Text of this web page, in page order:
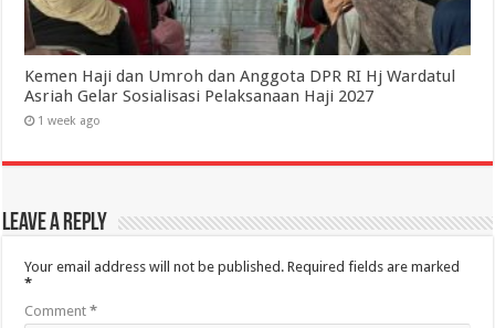
Kemen Haji dan Umroh dan Anggota DPR RI Hj Wardatul
Asriah Gelar Sosialisasi Pelaksanaan Haji 2027
1 week ago
Leave a Reply
Your email address will not be published. Required fields are marked
*
Comment*